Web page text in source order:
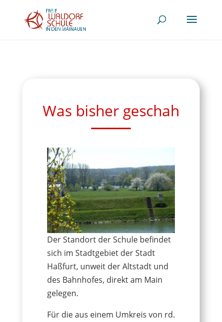
Was bisher geschah
Der Standort der Schule befindet
sich im Stadtgebiet der Stadt
Haßfurt, unweit der Altstadt und
des Bahnhofes, direkt am Main
gelegen.
Für die aus einem Umkreis von rd.